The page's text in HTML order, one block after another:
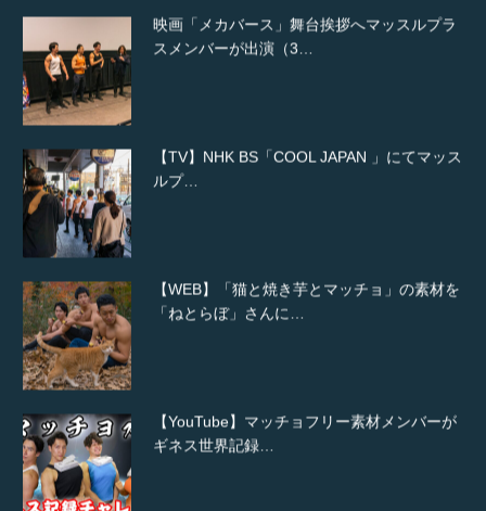
映画「メカバース」舞台挨拶へマッスルプラ
スメンバーが出演（3…
【TV】NHK BS「COOL JAPAN 」にてマッス
ルプ…
【WEB】「猫と焼き芋とマッチョ」の素材を
「ねとらぼ」さんに…
【YouTube】マッチョフリー素材メンバーが
ギネス世界記録…